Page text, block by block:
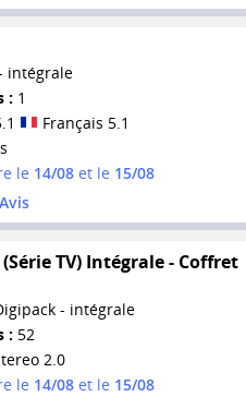
intégrale
: 1
Français 5.1
le 14/08et le 15/08
Avis
TV) Intégrale - Coffret
- intégrale
: 52
2.0
le 14/08et le 15/08